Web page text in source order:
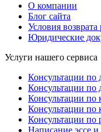
О компании
Блог сайта
Условия возврата
Юридические
Услуги нашего сервиса
Консультации
Консультации по
Консультации по
Консультации по
Консультации по
Написание эссе и